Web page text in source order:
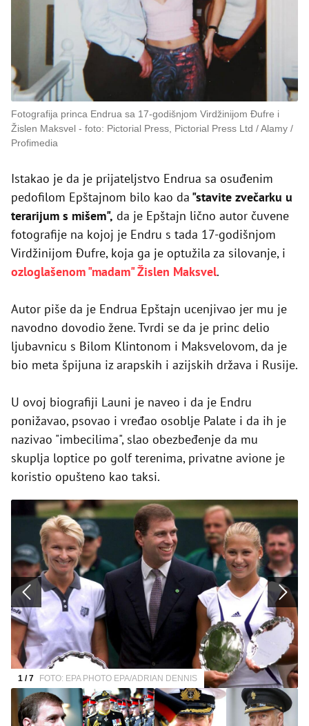
Fotografija princa Endrua sa 17-godišnjom Virdžinijom Đufre i
Žislen Maksvel
foto: Pictorial Press, Pictorial Press Ltd / Alamy /
Profimedia
Istakao je da je prijateljstvo Endrua sa osuđenim
pedofilom Epštajnom bilo kao da "stavite zvečarku u
terarijum s mišem", da je Epštajn lično autor čuvene
fotografije na kojoj je Endru s tada 17-godišnjom
Virdžinijom Đufre, koja ga je optužila za silovanje, i
ozloglašenom "madam" Žislen Maksvel.
Autor piše da je Endrua Epštajn ucenjivao jer mu je
navodno dovodio žene. Tvrdi se da je princ delio
ljubavnicu s Bilom Klintonom i Maksvelovom, da je
bio meta špijuna iz arapskih i azijskih država i Rusije.
U ovoj biografiji Launi je naveo i da je Endru
ponižavao, psovao i vređao osoblje Palate i da ih je
nazivao "imbecilima", slao obezbeđenje da mu
skuplja loptice po golf terenima, privatne avione je
koristio opušteno kao taksi.
1 / 7 FOTO: EPA PHOTO EPA/ADRIAN DENNIS